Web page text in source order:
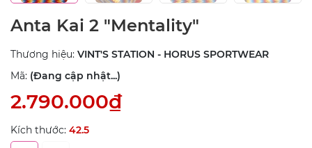
Anta Kai 2 "Mentality"
Thương hiệu: VINT'S STATION - HORUS SPORTWEAR
Mã: (Đang cập nhật...)
2.790.000₫
Kích thước: 42.5